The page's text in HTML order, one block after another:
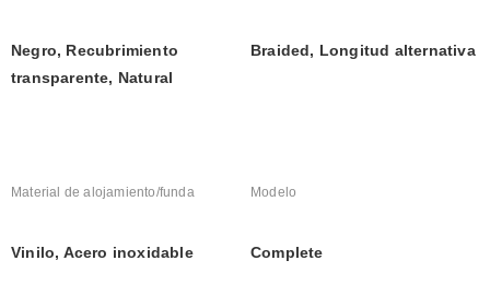
Negro, Recubrimiento
transparente, Natural
Braided, Longitud alternativa
Material de alojamiento/funda
Vinilo, Acero inoxidable
Modelo
Complete